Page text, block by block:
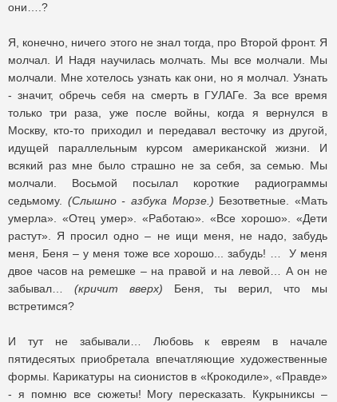
они….?
Я, конечно, ничего этого не знал тогда, про Второй фронт. Я
молчал. И Надя научилась молчать. Мы все молчали. Мы
молчали. Мне хотелось узнать как они, но я молчал. Узнать
- значит, обречь себя на смерть в ГУЛАГе. За все время
только три раза, уже после войны, когда я вернулся в
Москву, кто-то приходил и передавал весточку из другой,
идущей параллельным курсом американской жизни. И
всякий раз мне было страшно не за себя, за семью. Мы
молчали. Восьмой посылал короткие радиограммы
седьмому. (Слышно - азбука Морзе.) Безответные. «Мать
умерла». «Отец умер». «Работаю». «Все хорошо». «Дети
растут». Я просил одно – не ищи меня, не надо, забудь
меня, Беня – у меня тоже все хорошо... забудь! … У меня
двое часов на ремешке – на правой и на левой… А он не
забывал… (кричит вверх) Беня, ты верил, что мы
встретимся?
И тут не забывали… Любовь к евреям в начале
пятидесятых приобретала впечатляющие художественные
формы. Карикатуры на сионистов в «Крокодиле», «Правде»
- я помню все сюжеты! Могу пересказать. Кукрыниксы –